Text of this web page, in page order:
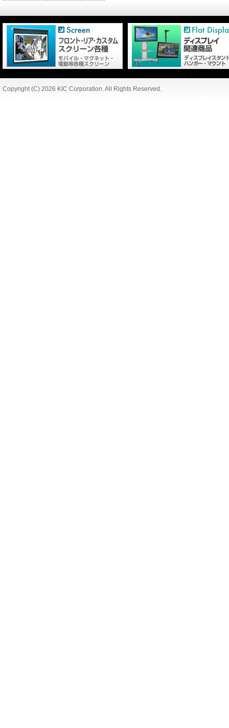
Copyright (C) 2026 KIC Corporation. All Rights Reserved.